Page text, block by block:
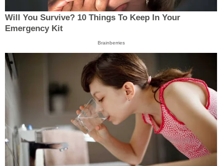
Will You Survive? 10 Things To Keep In Your
Emergency Kit
Brainberries